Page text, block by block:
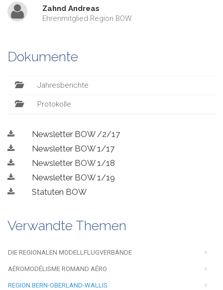
Zahnd Andreas
Ehrenmitglied Region BOW
Dokumente
Jahresberichte
Protokolle
Newsletter BOW /2/17
Newsletter BOW 1/17
Newsletter BOW 1/18
Newsletter BOW 1/19
Statuten BOW
Verwandte Themen
DIE REGIONALEN MODELLFLUGVERBÄNDE
AÉROMODÉLISME ROMAND AÉRO
REGION BERN-OBERLAND-WALLIS